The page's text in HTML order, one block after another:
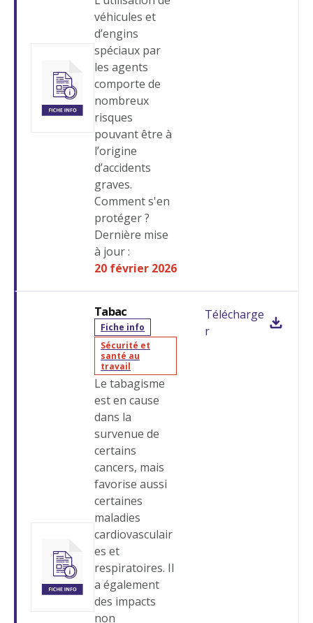
véhicules et
d’engins
spéciaux par
les agents
comporte de
nombreux
risques
pouvant être à
l’origine
d’accidents
graves.
Comment s'en
protéger ?
Dernière mise
à jour :
20 février 2026
Tabac
Fiche info
Sécurité et
santé au
travail
Le tabagisme
est en cause
dans la
survenue de
certains
cancers, mais
favorise aussi
certaines
maladies
cardiovasculair
es et
respiratoires. Il
a également
des impacts
non
Télécharge
r